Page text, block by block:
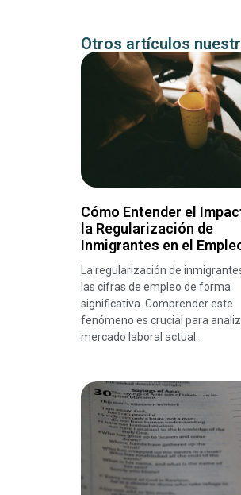
Otros artículos
Cómo Entender el
la Regularización de
Inmigrantes en el
La regularización de
las cifras de empleo de forma
significativa. Comprender este
fenómeno es crucial para
mercado laboral actual.